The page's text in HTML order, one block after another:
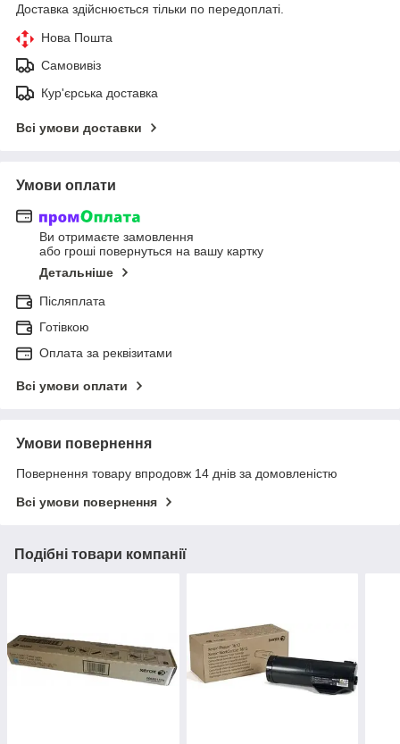
Доставка здійснюється тільки по передоплаті.
Нова Пошта
Самовивіз
Кур'єрська доставка
Всі умови доставки
Умови оплати
Ви отримаєте замовлення
або гроші повернуться на вашу картку
Детальніше
Післяплата
Готівкою
Оплата за реквізитами
Всі умови оплати
Умови повернення
Повернення товару впродовж 14 днів за домовленістю
Всі умови повернення
Подібні товари компанії